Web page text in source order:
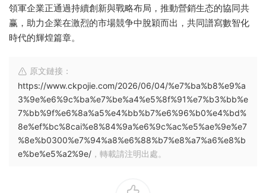
領軍企業正通過持續創新與戰略布局，推動營銷生态的協同共
赢，助力企業在激烈的市場競争中脫穎而出，共同譜寫數智化
時代的輝煌篇章。
原文鏈接：
https://www.ckpojie.com/2026/06/04/%e7%ba%b8%e9%a
3%9e%e6%9c%ba%e7%be%a4%e5%8f%91%e7%b3%bb%e
7%bb%9f%e6%8a%a5%e4%bb%b7%e6%96%b0%e4%bd%
8e%ef%bc%8cai%e8%84%9a%e6%9c%ac%e5%ae%9e%e7
%8e%b0300%e7%94%a8%e6%88%b7%e8%a7%a6%e8%b
e%be%e5%a2%9e/ ，轉載請注明出處。